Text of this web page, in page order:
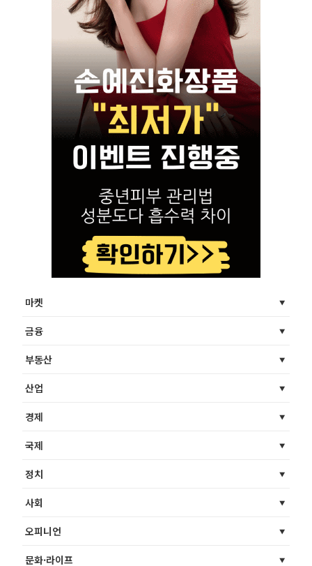
마켓
금융
부동산
산업
경제
국제
정치
사회
오피니언
문화·라이프